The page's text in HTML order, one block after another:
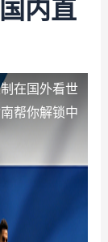
内直
在国外看世
帮你解锁中